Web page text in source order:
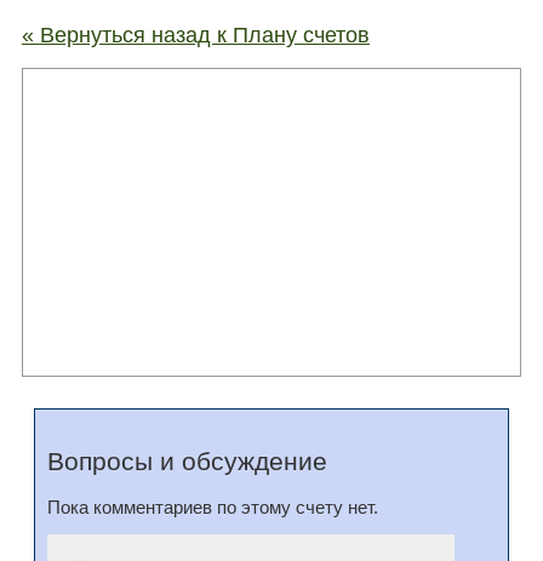
« Вернуться назад к Плану счетов
Вопросы и обсуждение
Пока комментариев по этому счету нет.